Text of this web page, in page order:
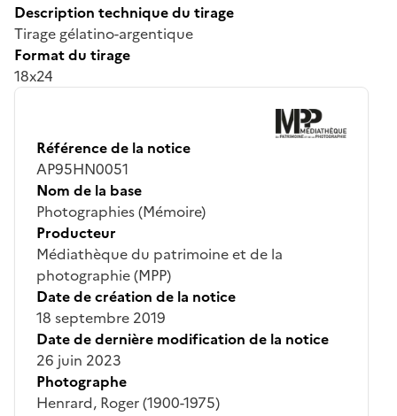
Description technique du tirage
Tirage gélatino-argentique
Format du tirage
18x24
Référence de la notice
AP95HN0051
Nom de la base
Photographies (Mémoire)
Producteur
Médiathèque du patrimoine et de la
photographie (MPP)
Date de création de la notice
18 septembre 2019
Date de dernière modification de la notice
26 juin 2023
Photographe
Henrard, Roger (1900-1975)